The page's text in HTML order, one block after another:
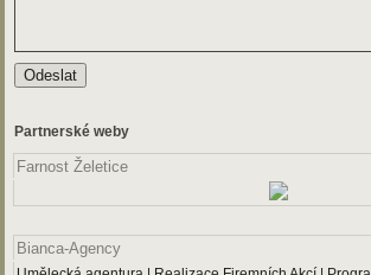
Partnerské weby
Farnost Želetice
Bianca-Agency